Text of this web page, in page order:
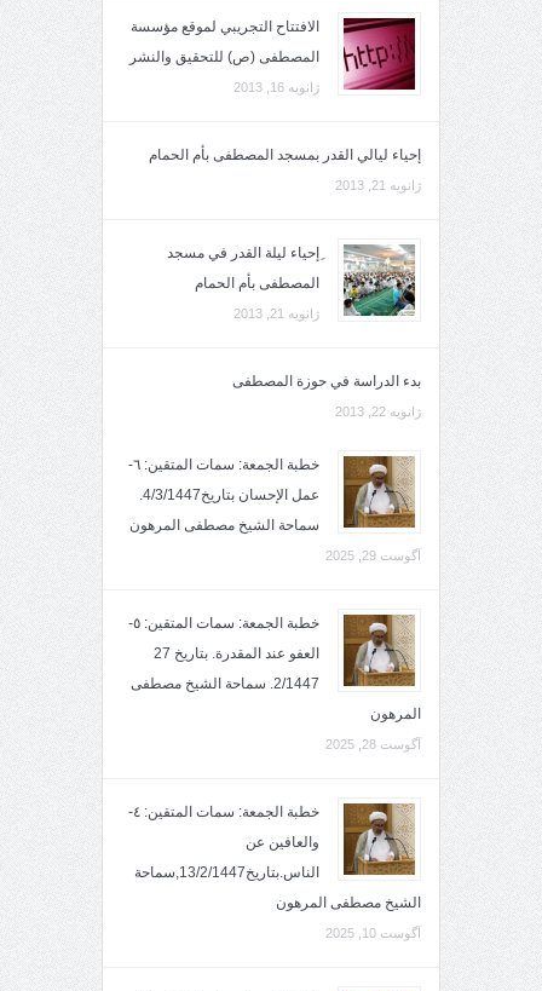
الافتتاح التجريبي لموقع مؤسسة
المصطفى (ص) للتحقيق والنشر
ژانویه 16, 2013
إحياء ليالي القدر بمسجد المصطفى بأم الحمام
ژانویه 21, 2013
ِإحياء ليلة القدر في مسجد
المصطفى بأم الحمام
ژانویه 21, 2013
بدء الدراسة في حوزة المصطفى
ژانویه 22, 2013
خطبة الجمعة: سمات المتقين: ٦-
عمل الإحسان بتاريخ4/3/1447.
سماحة الشيخ مصطفى المرهون
آگوست 29, 2025
خطبة الجمعة: سمات المتقين: ٥-
العفو عند المقدرة. بتاريخ 27
2/1447. سماحة الشيخ مصطفى
المرهون
آگوست 28, 2025
خطبة الجمعة: سمات المتقين: ٤-
والعافين عن
الناس.بتاريخ13/2/1447,سماحة
الشيخ مصطفى المرهون
آگوست 10, 2025